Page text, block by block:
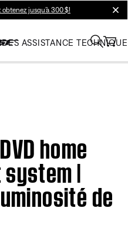
jusqu’à 300 $!
ASSISTANCE TECHNIQUE
home
|
de